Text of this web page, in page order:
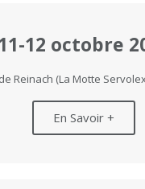
12 octobre
Reinach (La Motte
En Savoir +